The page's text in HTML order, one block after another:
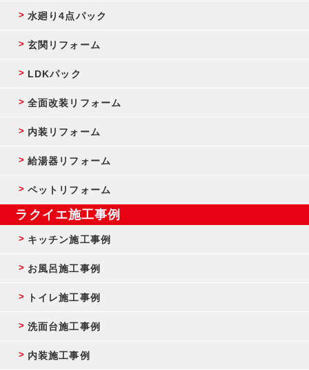
水廻り4点パック
玄関リフォーム
LDKパック
全面改装リフォーム
内装リフォーム
給湯器リフォーム
ペットリフォーム
ラクイエ施工事例
キッチン施工事例
お風呂施工事例
トイレ施工事例
洗面台施工事例
内装施工事例